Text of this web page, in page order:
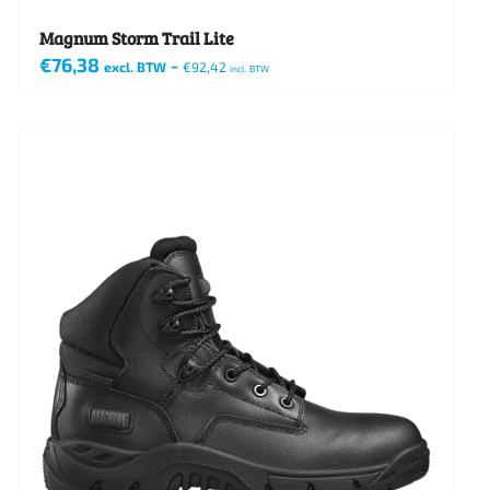
Magnum Storm Trail Lite
€76,38 excl. BTW - €92,42 incl. BTW
optie
kan
gekozen
worden
op
de